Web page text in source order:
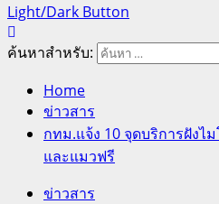
Light/Dark Button
ค้นหาสำหรับ:
Home
ข่าวสาร
กทม.แจ้ง 10 จุดบริการฝังไ
และแมวฟรี
ข่าวสาร